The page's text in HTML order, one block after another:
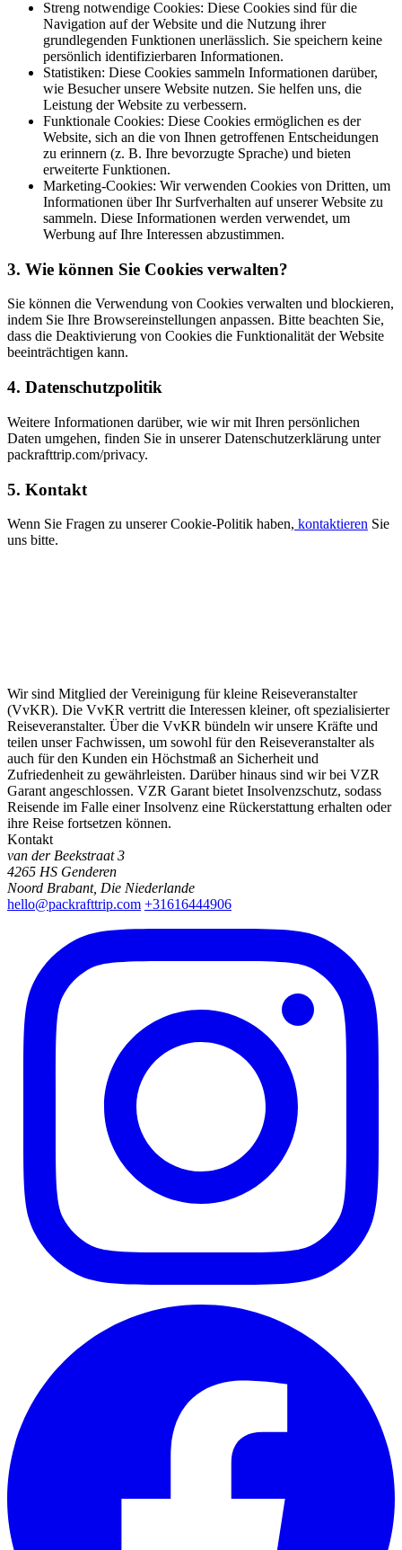
Streng notwendige Cookies: Diese Cookies sind für die
Navigation auf der Website und die Nutzung ihrer
grundlegenden Funktionen unerlässlich. Sie speichern keine
persönlich identifizierbaren Informationen.
Statistiken: Diese Cookies sammeln Informationen darüber,
wie Besucher unsere Website nutzen. Sie helfen uns, die
Leistung der Website zu verbessern.
Funktionale Cookies: Diese Cookies ermöglichen es der
Website, sich an die von Ihnen getroffenen Entscheidungen
zu erinnern (z. B. Ihre bevorzugte Sprache) und bieten
erweiterte Funktionen.
Marketing-Cookies: Wir verwenden Cookies von Dritten, um
Informationen über Ihr Surfverhalten auf unserer Website zu
sammeln. Diese Informationen werden verwendet, um
Werbung auf Ihre Interessen abzustimmen.
3. Wie können Sie Cookies verwalten?
Sie können die Verwendung von Cookies verwalten und blockieren,
indem Sie Ihre Browsereinstellungen anpassen. Bitte beachten Sie,
dass die Deaktivierung von Cookies die Funktionalität der Website
beeinträchtigen kann.
4. Datenschutzpolitik
Weitere Informationen darüber, wie wir mit Ihren persönlichen
Daten umgehen, finden Sie in unserer Datenschutzerklärung unter
packrafttrip.com/privacy.
5. Kontakt
Wenn Sie Fragen zu unserer Cookie-Politik haben, kontaktieren Sie
uns bitte.
Wir sind Mitglied der Vereinigung für kleine Reiseveranstalter
(VvKR). Die VvKR vertritt die Interessen kleiner, oft spezialisierter
Reiseveranstalter. Über die VvKR bündeln wir unsere Kräfte und
teilen unser Fachwissen, um sowohl für den Reiseveranstalter als
auch für den Kunden ein Höchstmaß an Sicherheit und
Zufriedenheit zu gewährleisten. Darüber hinaus sind wir bei VZR
Garant angeschlossen. VZR Garant bietet Insolvenzschutz, sodass
Reisende im Falle einer Insolvenz eine Rückerstattung erhalten oder
ihre Reise fortsetzen können.
Kontakt
van der Beekstraat 3
4265 HS Genderen
Noord Brabant, Die Niederlande
hello@packrafttrip.com +31616444906